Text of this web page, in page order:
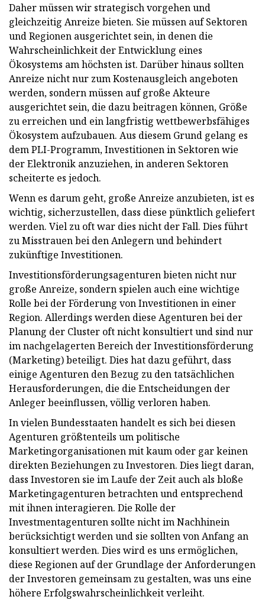
Daher müssen wir strategisch vorgehen und
gleichzeitig Anreize bieten. Sie müssen auf Sektoren
und Regionen ausgerichtet sein, in denen die
Wahrscheinlichkeit der Entwicklung eines
Ökosystems am höchsten ist. Darüber hinaus sollten
Anreize nicht nur zum Kostenausgleich angeboten
werden, sondern müssen auf große Akteure
ausgerichtet sein, die dazu beitragen können, Größe
zu erreichen und ein langfristig wettbewerbsfähiges
Ökosystem aufzubauen. Aus diesem Grund gelang es
dem PLI-Programm, Investitionen in Sektoren wie
der Elektronik anzuziehen, in anderen Sektoren
scheiterte es jedoch.
Wenn es darum geht, große Anreize anzubieten, ist es
wichtig, sicherzustellen, dass diese pünktlich geliefert
werden. Viel zu oft war dies nicht der Fall. Dies führt
zu Misstrauen bei den Anlegern und behindert
zukünftige Investitionen.
Investitionsförderungsagenturen bieten nicht nur
große Anreize, sondern spielen auch eine wichtige
Rolle bei der Förderung von Investitionen in einer
Region. Allerdings werden diese Agenturen bei der
Planung der Cluster oft nicht konsultiert und sind nur
im nachgelagerten Bereich der Investitionsförderung
(Marketing) beteiligt. Dies hat dazu geführt, dass
einige Agenturen den Bezug zu den tatsächlichen
Herausforderungen, die die Entscheidungen der
Anleger beeinflussen, völlig verloren haben.
In vielen Bundesstaaten handelt es sich bei diesen
Agenturen größtenteils um politische
Marketingorganisationen mit kaum oder gar keinen
direkten Beziehungen zu Investoren. Dies liegt daran,
dass Investoren sie im Laufe der Zeit auch als bloße
Marketingagenturen betrachten und entsprechend
mit ihnen interagieren. Die Rolle der
Investmentagenturen sollte nicht im Nachhinein
berücksichtigt werden und sie sollten von Anfang an
konsultiert werden. Dies wird es uns ermöglichen,
diese Regionen auf der Grundlage der Anforderungen
der Investoren gemeinsam zu gestalten, was uns eine
höhere Erfolgswahrscheinlichkeit verleiht.